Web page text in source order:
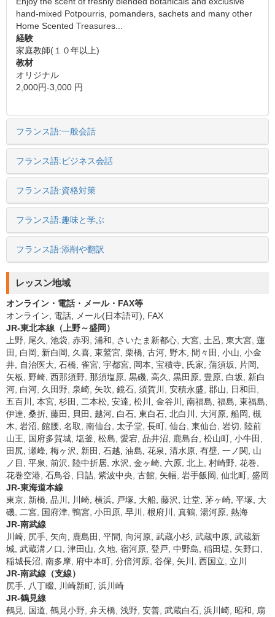
hand-mixed Potpourris, pomanders, sachets and many other
Home Scented Treasures...
経験
家庭教師(１０年以上)
教材
オリジナル
2,000円-3,000 円
フランス語:一般会話
フランス語:ビジネス会話
フランス語:資格対策
フランス語:趣味と学ぶ
フランス語:添削や翻訳
レッスン地域
オンライン・電話・メール・FAX等
オンライン, 電話, メール(日本語可), FAX
JR-東北本線（上野～盛岡）
上野, 尾久, 池袋, 赤羽, 浦和, さいたま新都心, 大宮, 土呂, 東大宮, 蓮
田, 白岡, 新白岡, 久喜, 東鷲宮, 栗橋, 古河, 野木, 間々田, 小山, 小金
井, 自治医大, 石橋, 雀宮, 宇都宮, 岡本, 宝積寺, 氏家, 蒲須坂, 片岡,
矢板, 野崎, 西那須野, 那須塩原, 黒磯, 高久, 黒田原, 豊原, 白坂, 新白
河, 白河, 久田野, 泉崎, 矢吹, 鏡石, 須賀川, 安積永盛, 郡山, 日和田,
五百川, 本宮, 杉田, 二本松, 安達, 松川, 金谷川, 南福島, 福島, 東福島,
伊達, 桑折, 藤田, 貝田, 越河, 白石, 東白石, 北白川, 大河原, 船岡, 槻
木, 岩沼, 館腰, 名取, 南仙台, 太子堂, 長町, 仙台, 東仙台, 岩切, 陸前
山王, 国府多賀城, 塩釜, 松島, 愛宕, 品井沼, 鹿島台, 松山町, 小牛田,
田尻, 瀬峰, 梅ヶ沢, 新田, 石越, 油島, 花泉, 清水原, 有壁, 一ノ関, 山
ノ目, 平泉, 前沢, 陸中折居, 水沢, 金ヶ崎, 六原, 北上, 村崎野, 花巻,
花巻空港, 石鳥谷, 日詰, 紫波中央, 古館, 矢幅, 岩手飯岡, 仙北町, 盛岡
JR-東海道本線
東京, 新橋, 品川, 川崎, 横浜, 戸塚, 大船, 藤沢, 辻堂, 茅ヶ崎, 平塚, 大
磯, 二宮, 国府津, 鴨宮, 小田原, 早川, 根府川, 真鶴, 湯河原, 熱海
JR-南武線
川崎, 尻手, 矢向, 鹿島田, 平間, 向河原, 武蔵小杉, 武蔵中原, 武蔵新
城, 武蔵溝ノ口, 津田山, 久地, 宿河原, 登戸, 中野島, 稲田堤, 矢野口,
稲城長沼, 南多摩, 府中本町, 分倍河原, 谷保, 矢川, 西国立, 立川
JR-南武線（支線）
尻手, 八丁畷, 川崎新町, 浜川崎
JR-鶴見線
鶴見, 国道, 鶴見小野, 弁天橋, 浅野, 安善, 武蔵白石, 浜川崎, 昭和, 扇